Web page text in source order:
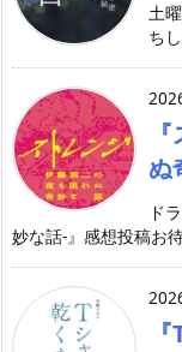
土
ち
ぬ
ド
妙な話-』感想投稿お